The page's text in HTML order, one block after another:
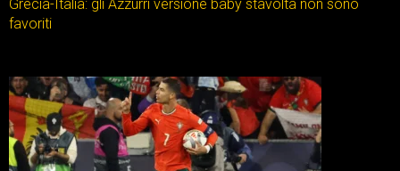
Grecia-Italia: gli Azzurri versione baby stavolta non sono
favoriti